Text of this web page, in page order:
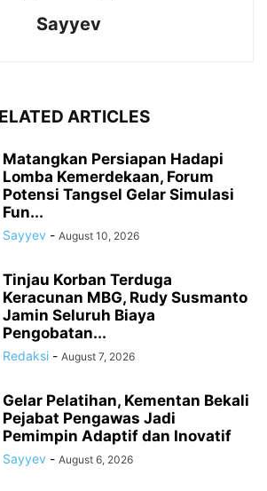
Sayyev
ARTICLES
Matangkan Persiapan Hadapi
Lomba Kemerdekaan, Forum
Potensi Tangsel Gelar Simulasi
Fun...
Sayyev - August 10, 2026
Tinjau Korban Terduga
Keracunan MBG, Rudy Susmanto
Jamin Seluruh Biaya
Pengobatan...
Redaksi - August 7, 2026
Gelar Pelatihan, Kementan Bekali
Pejabat Pengawas Jadi
Pemimpin Adaptif dan Inovatif
Sayyev - August 6, 2026